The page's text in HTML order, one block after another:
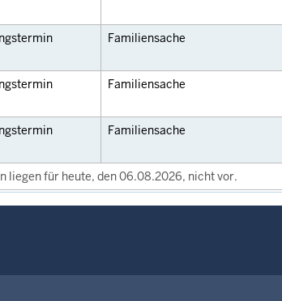
Familiensache
Familiensache
Familiensache
liegen für heute, den 06.08.2026, nicht vor.